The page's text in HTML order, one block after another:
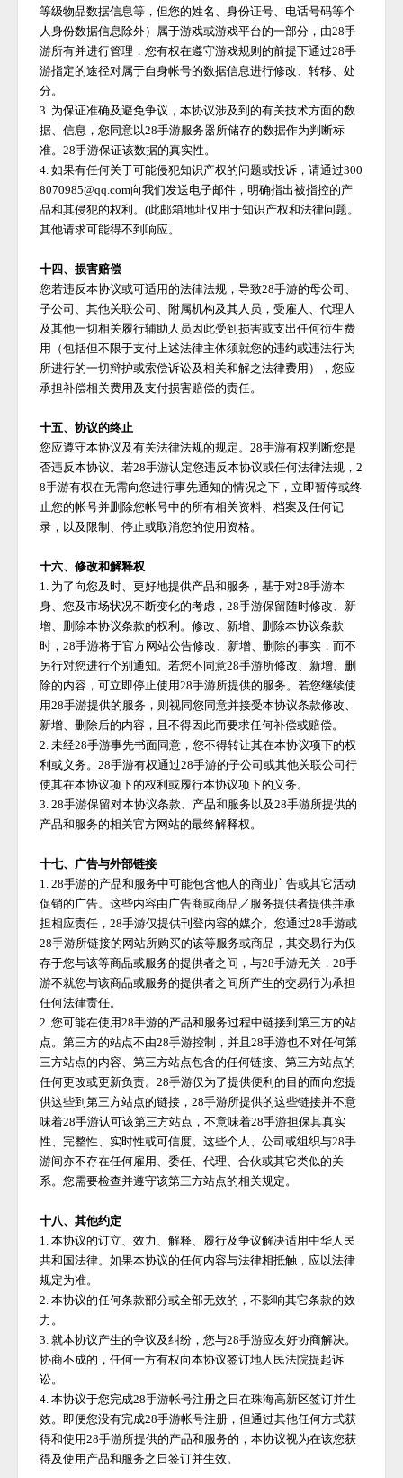
等级物品数据信息等，但您的姓名、身份证号、电话号码等个
人身份数据信息除外）属于游戏或游戏平台的一部分，由28手
游所有并进行管理，您有权在遵守游戏规则的前提下通过28手
游指定的途径对属于自身帐号的数据信息进行修改、转移、处
分。
3. 为保证准确及避免争议，本协议涉及到的有关技术方面的数
据、信息，您同意以28手游服务器所储存的数据作为判断标
准。28手游保证该数据的真实性。
4. 如果有任何关于可能侵犯知识产权的问题或投诉，请通过300
8070985@qq.com向我们发送电子邮件，明确指出被指控的产
品和其侵犯的权利。(此邮箱地址仅用于知识产权和法律问题。
其他请求可能得不到响应。
十四、损害赔偿
您若违反本协议或可适用的法律法规，导致28手游的母公司、
子公司、其他关联公司、附属机构及其人员，受雇人、代理人
及其他一切相关履行辅助人员因此受到损害或支出任何衍生费
用（包括但不限于支付上述法律主体须就您的违约或违法行为
所进行的一切辩护或索偿诉讼及相关和解之法律费用），您应
承担补偿相关费用及支付损害赔偿的责任。
十五、协议的终止
您应遵守本协议及有关法律法规的规定。28手游有权判断您是
否违反本协议。若28手游认定您违反本协议或任何法律法规，2
8手游有权在无需向您进行事先通知的情况之下，立即暂停或终
止您的帐号并删除您帐号中的所有相关资料、档案及任何记
录，以及限制、停止或取消您的使用资格。
十六、修改和解释权
1. 为了向您及时、更好地提供产品和服务，基于对28手游本
身、您及市场状况不断变化的考虑，28手游保留随时修改、新
增、删除本协议条款的权利。修改、新增、删除本协议条款
时，28手游将于官方网站公告修改、新增、删除的事实，而不
另行对您进行个别通知。若您不同意28手游所修改、新增、删
除的内容，可立即停止使用28手游所提供的服务。若您继续使
用28手游提供的服务，则视同您同意并接受本协议条款修改、
新增、删除后的内容，且不得因此而要求任何补偿或赔偿。
2. 未经28手游事先书面同意，您不得转让其在本协议项下的权
利或义务。28手游有权通过28手游的子公司或其他关联公司行
使其在本协议项下的权利或履行本协议项下的义务。
3.28手游保留对本协议条款、产品和服务以及28手游所提供的
产品和服务的相关官方网站的最终解释权。
十七、广告与外部链接
1.28手游的产品和服务中可能包含他人的商业广告或其它活动
促销的广告。这些内容由广告商或商品／服务提供者提供并承
担相应责任，28手游仅提供刊登内容的媒介。您通过28手游或
28手游所链接的网站所购买的该等服务或商品，其交易行为仅
存于您与该等商品或服务的提供者之间，与28手游无关，28手
游不就您与该商品或服务的提供者之间所产生的交易行为承担
任何法律责任。
2. 您可能在使用28手游的产品和服务过程中链接到第三方的站
点。第三方的站点不由28手游控制，并且28手游也不对任何第
三方站点的内容、第三方站点包含的任何链接、第三方站点的
任何更改或更新负责。28手游仅为了提供便利的目的而向您提
供这些到第三方站点的链接，28手游所提供的这些链接并不意
味着28手游认可该第三方站点，不意味着28手游担保其真实
性、完整性、实时性或可信度。这些个人、公司或组织与28手
游间亦不存在任何雇用、委任、代理、合伙或其它类似的关
系。您需要检查并遵守该第三方站点的相关规定。
十八、其他约定
1. 本协议的订立、效力、解释、履行及争议解决适用中华人民
共和国法律。如果本协议的任何内容与法律相抵触，应以法律
规定为准。
2. 本协议的任何条款部分或全部无效的，不影响其它条款的效
力。
3. 就本协议产生的争议及纠纷，您与28手游应友好协商解决。
协商不成的，任何一方有权向本协议签订地人民法院提起诉
讼。
4. 本协议于您完成28手游帐号注册之日在珠海高新区签订并生
效。即便您没有完成28手游帐号注册，但通过其他任何方式获
得和使用28手游所提供的产品和服务的，本协议视为在该您获
得及使用产品和服务之日签订并生效。